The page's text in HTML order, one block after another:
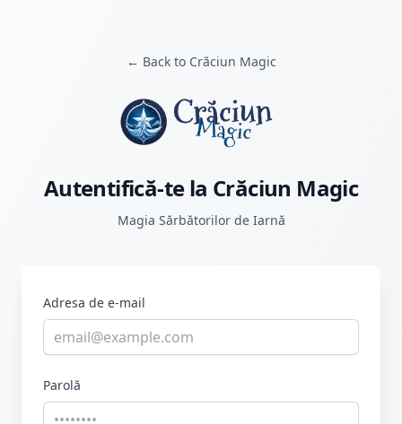
← Back to Crăciun Magic
Autentifică-te la Crăciun Magic
Magia Sărbătorilor de Iarnă
Adresa de e-mail
Parolă